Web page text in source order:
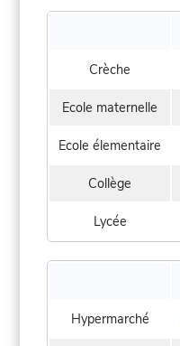
Crèche
Ecole maternelle
Ecole élementaire
Collège
Lycée
Hypermarché